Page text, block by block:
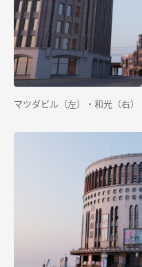
マツダビル（左）・和光（右）